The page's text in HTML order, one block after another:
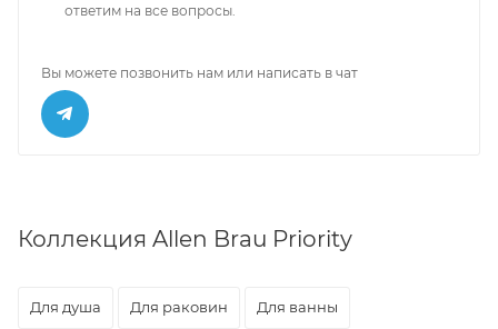
ответим на все вопросы.
Вы можете позвонить нам или написать в чат
Коллекция Allen Brau Priority
Для душа Для раковин Для ванны